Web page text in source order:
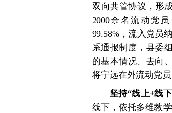
双向共管协议，形
2000余名流动党
99.58%，流入党员
系通报制度，县委
的基本情况、去向
将宁远在外流动党
坚持“线上+线
线下，依托多维教